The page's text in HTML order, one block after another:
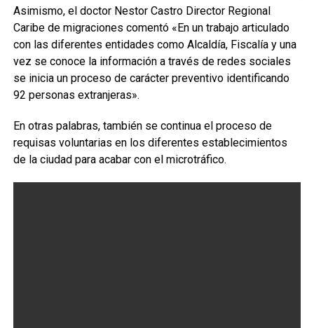
Asimismo, el doctor Nestor Castro Director Regional
Caribe de migraciones comentó «En un trabajo articulado
con las diferentes entidades como Alcaldía, Fiscalía y una
vez se conoce la información a través de redes sociales
se inicia un proceso de carácter preventivo identificando
92 personas extranjeras».
En otras palabras, también se continua el proceso de
requisas voluntarias en los diferentes establecimientos
de la ciudad para acabar con el microtráfico.